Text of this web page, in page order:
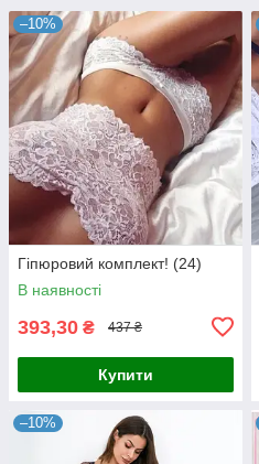
–10%
Гіпюровий комплект! (24)
В наявності
393,30 ₴ 437 ₴
Купити
–10%